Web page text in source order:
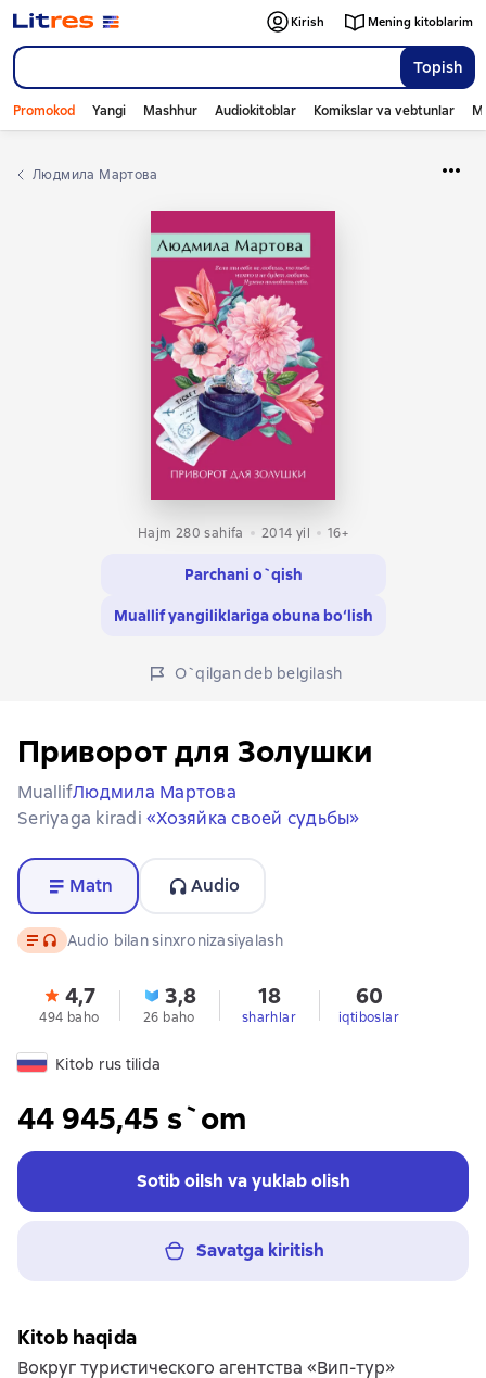
Topish
Kirish Mening kitoblarim
Promokod Yangi Mashhur Audiokitoblar Komikslar va vebtunlar
Людмила Мартова
Hajm 280 sahifa 2014 yil 16+
Parchani o`qish
Muallif yangiliklariga obuna bo‘lish
O`qilgan deb belgilash
Приворот для Золушки
MuallifЛюдмила Мартова
Seriyaga kiradi «Хозяйка своей судьбы»
Matn Audio
Matn, audio format mavjud
Audio bilan sinxronizasiyalash
4,7
494 baho
3,8
26 baho
18
sharhlar
60
iqtiboslar
Kitob rus tilida
44 945,45 s`om
Sotib oilsh va yuklab olish
Savatga kiritish
Kitob haqida
Вокруг туристического агентства «Вип-тур»